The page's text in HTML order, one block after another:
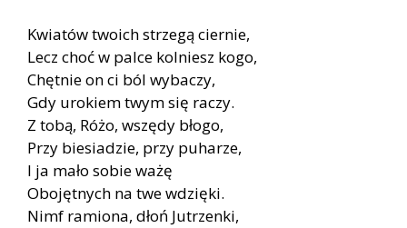
Kwiatów twoich strzegą ciernie,
Lecz choć w palce kolniesz kogo,
Chętnie on ci ból wybaczy,
Gdy urokiem twym się raczy.
Z tobą, Różo, wszędy błogo,
Przy biesiadzie, przy puharze,
I ja mało sobie ważę
Obojętnych na twe wdzięki.
Nimf ramiona, dłoń Jutrzenki,